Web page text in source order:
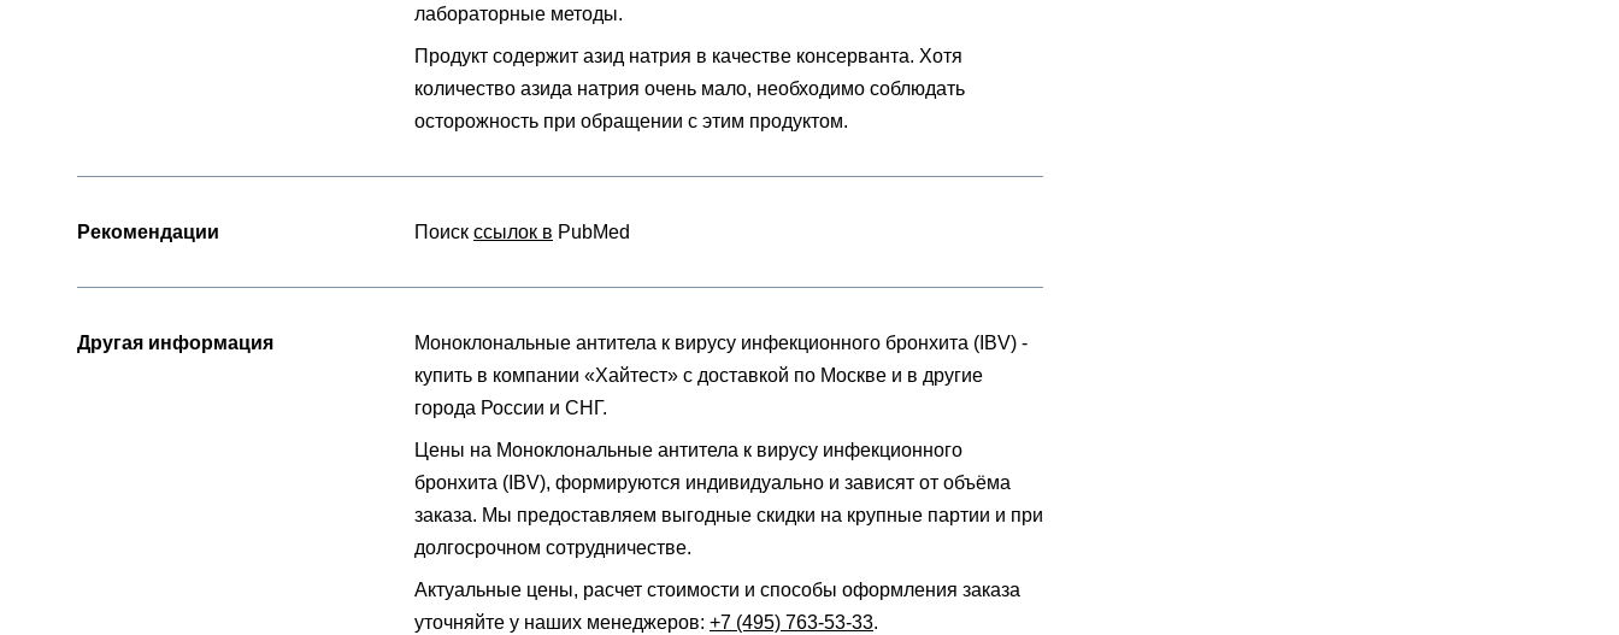
лабораторные методы.
Продукт содержит азид натрия в качестве консерванта. Хотя
количество азида натрия очень мало, необходимо соблюдать
осторожность при обращении с этим продуктом.
Рекомендации Поиск ссылок в PubMed
Другая информация
Моноклональные антитела к вирусу инфекционного бронхита (IBV) -
купить в компании «Хайтест» с доставкой по Москве и в другие
города России и СНГ.
Цены на Моноклональные антитела к вирусу инфекционного
бронхита (IBV), формируются индивидуально и зависят от объёма
заказа. Мы предоставляем выгодные скидки на крупные партии и при
долгосрочном сотрудничестве.
Актуальные цены, расчет стоимости и способы оформления заказа
уточняйте у наших менеджеров: +7 (495) 763-53-33.